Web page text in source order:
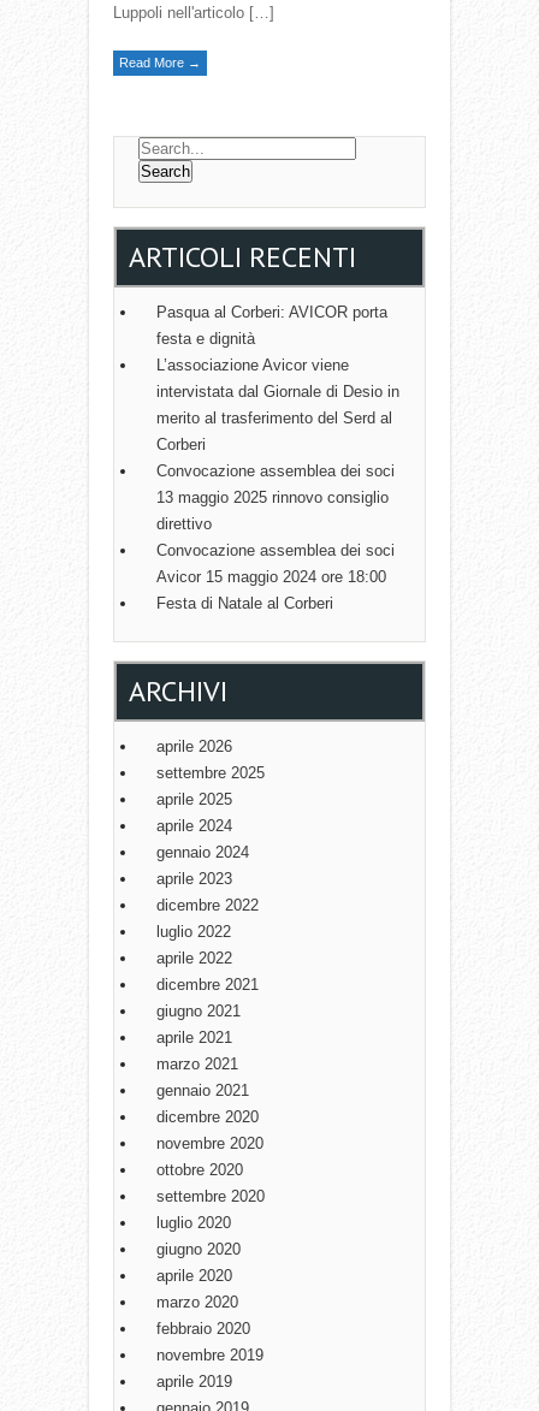
Luppoli nell'articolo […]
Read More →
ARTICOLI RECENTI
Pasqua al Corberi: AVICOR porta
festa e dignità
L’associazione Avicor viene
intervistata dal Giornale di Desio in
merito al trasferimento del Serd al
Corberi
Convocazione assemblea dei soci
13 maggio 2025 rinnovo consiglio
direttivo
Convocazione assemblea dei soci
Avicor 15 maggio 2024 ore 18:00
Festa di Natale al Corberi
ARCHIVI
aprile 2026
settembre 2025
aprile 2025
aprile 2024
gennaio 2024
aprile 2023
dicembre 2022
luglio 2022
aprile 2022
dicembre 2021
giugno 2021
aprile 2021
marzo 2021
gennaio 2021
dicembre 2020
novembre 2020
ottobre 2020
settembre 2020
luglio 2020
giugno 2020
aprile 2020
marzo 2020
febbraio 2020
novembre 2019
aprile 2019